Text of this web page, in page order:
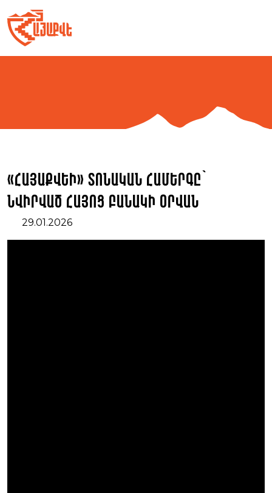
to
content
«ՀայաՔվեի» տոնական համերգը`
նվիրված Հայոց բանակի օրվան
29.01.2026